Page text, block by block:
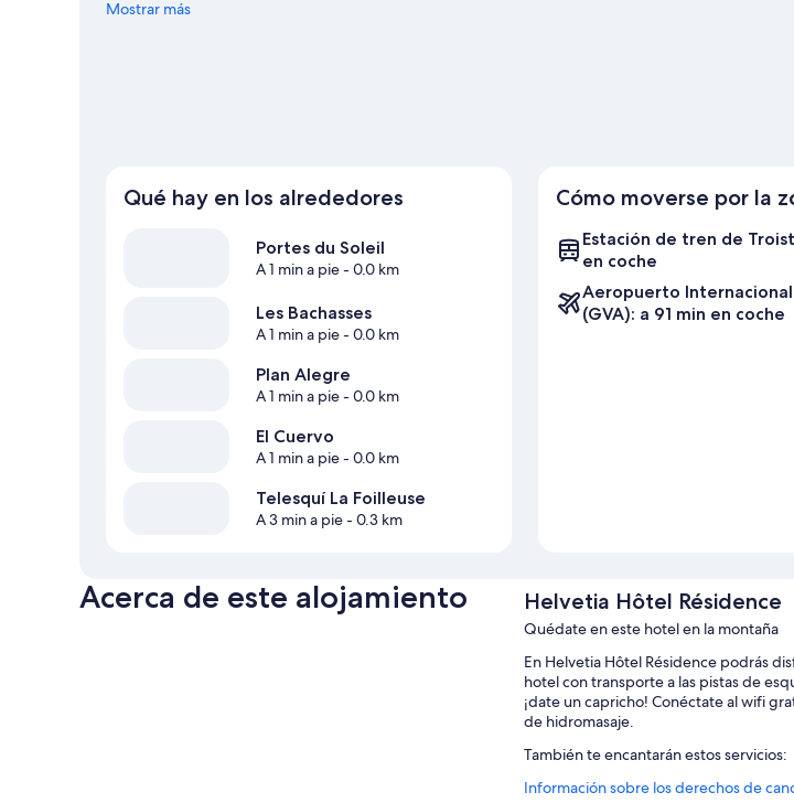
merecen la pena. Descubre todas las actividades acuáticas que podrás hacer en la zona (por ejemplo,
Mostrar más
Qué hay en los alrededores
Portes du Soleil
A 1 min a pie- 0.0 km
Les Bachasses
A 1 min a pie- 0.0 km
Plan Alegre
A 1 min a pie- 0.0 km
El Cuervo
A 1 min a pie- 0.0 km
Telesquí La Foilleuse
A 3 min a pie- 0.3 km
Cómo moverse por la
Estación de tren de
en coche
Aeropuerto
(GVA): a 91 min en coche
Acerca de este alojamiento Helvetia Hôtel Résidence
Quédate en este hotel en la montaña
En Helvetia Hôtel Résidence podrás
hotel con transporte a las pistas de
¡date un capricho! Conéctate al wifi
de hidromasaje.
También te encantarán estos servicios:
Aparcamiento gratis
Información sobre los derechos de